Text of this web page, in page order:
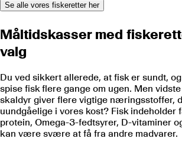
Se alle vores fiskeretter her
Måltidskasser med
valg
Du ved sikkert allerede, at fisk er sundt,
spise fisk flere gange om ugen. Men
skaldyr giver flere vigtige næringsstoffer,
uundgåelige i vores kost? Fisk indeholder
protein, Omega-3-fedtsyrer, D-vitaminer
kan være svære at få fra andre madvarer.